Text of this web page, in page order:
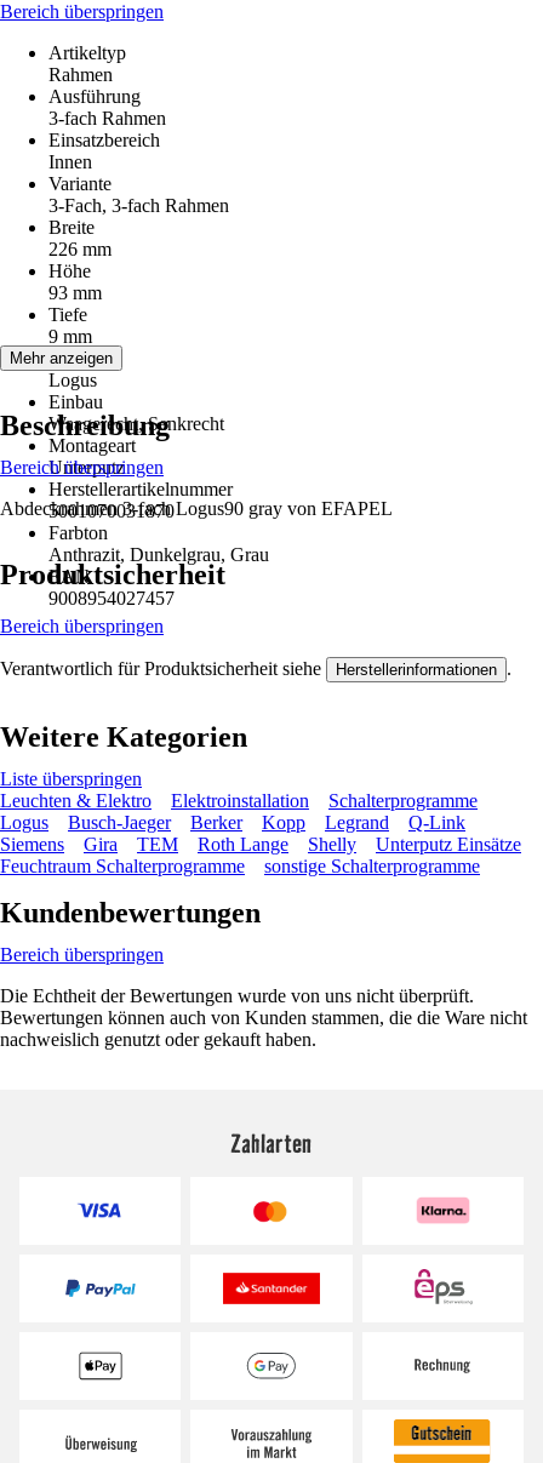
Bereich überspringen
Artikeltyp
Rahmen
Ausführung
3-fach Rahmen
Einsatzbereich
Innen
Variante
3-Fach, 3-fach Rahmen
Breite
226 mm
Höhe
93 mm
Tiefe
9 mm
Serie
Logus
Einbau
Waagerecht, Senkrecht
Montageart
Unterputz
Herstellerartikelnummer
5001070031870
Farbton
Anthrazit, Dunkelgrau, Grau
EAN
9008954027457
Mehr anzeigen
Beschreibung
Bereich überspringen
Abdeckrahmen 3-fach Logus90 gray von EFAPEL
Produktsicherheit
Bereich überspringen
Verantwortlich für Produktsicherheit siehe Herstellerinformationen .
Weitere Kategorien
Liste überspringen
Leuchten & Elektro
Elektroinstallation
Schalterprogramme
Logus
Busch-Jaeger Berker Kopp Legrand
Q-Link
Siemens
Gira TEM Roth Lange Shelly
Unterputz Einsätze
Feuchtraum Schalterprogramme
sonstige Schalterprogramme
Kundenbewertungen
Bereich überspringen
Die Echtheit der Bewertungen wurde von uns nicht überprüft.
Bewertungen können auch von Kunden stammen, die die Ware nicht
nachweislich genutzt oder gekauft haben.
Zahlarten